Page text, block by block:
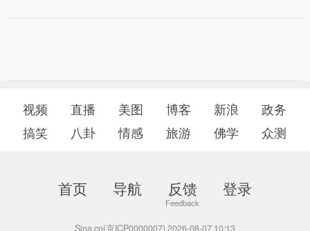
视频 直播 美图 博客 新浪
政务
搞笑
八卦 情感 旅游 佛学 众测
首页 导航 反馈 登录
Sina.cn(京ICP0000007) 2026-08-07 10:13